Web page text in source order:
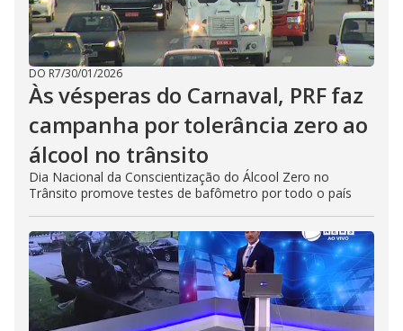
DO R7/30/01/2026
Às vésperas do Carnaval, PRF faz
campanha por tolerância zero ao
álcool no trânsito
Dia Nacional da Conscientização do Álcool Zero no
Trânsito promove testes de bafômetro por todo o país